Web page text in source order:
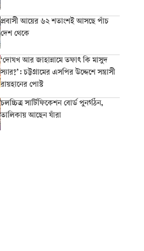
প্রবাসী আয়ের ৬২ শতাংশই আসছে পাঁচ
দেশ থেকে
‘দোযখ আর জাহান্নামে তফাৎ কি মাসুদ
স্যার?’: চট্টগ্রামের এসপির উদ্দেশে সন্ত্রাসী
রায়হানের পোস্ট
চলচ্চিত্র সার্টিফিকেশন বোর্ড পুনর্গঠন,
তালিকায় আছেন যাঁরা